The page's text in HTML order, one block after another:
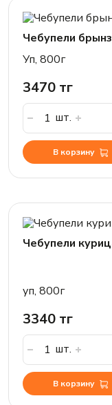
Чебупели
Уп, 800г
3470 тг
шт.
В корзину
Чебупели
уп, 800г
3340 тг
шт.
В корзину